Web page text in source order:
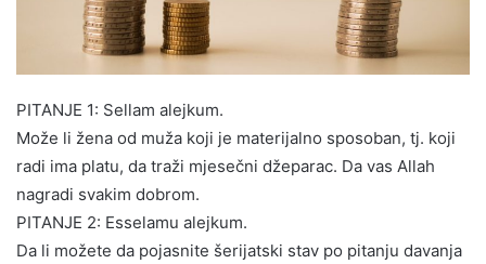
PITANJE 1: Sellam alejkum.
Može li žena od muža koji je materijalno sposoban, tj. koji
radi ima platu, da traži mjesečni džeparac. Da vas Allah
nagradi svakim dobrom.
PITANJE 2: Esselamu alejkum.
Da li možete da pojasnite šerijatski stav po pitanju davanja